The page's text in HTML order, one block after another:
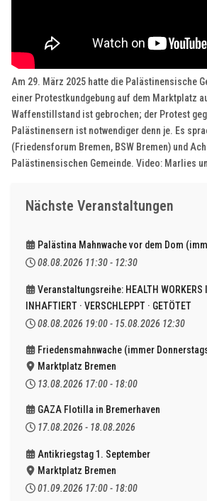
Am 29. März 2025 hatte die Palästinensische
einer Protestkundgebung auf dem Marktplatz
Waffenstillstand ist gebrochen; der Protest
Palästinensern ist notwendiger denn je. Es
(Friedensforum Bremen, BSW Bremen) und
Palästinensischen Gemeinde. Video: Marlies
Nächste Veranstaltungen
Palästina Mahnwache vor dem Dom
08.08.2026 11:30 - 12:30
Veranstaltungsreihe: HEALTH WORKERS
INHAFTIERT · VERSCHLEPPT · GETÖTET
08.08.2026 19:00 - 15.08.2026 12:30
Friedensmahnwache (immer
Marktplatz Bremen
13.08.2026 17:00 - 18:00
GAZA Flotilla in Bremerhaven
17.08.2026 - 18.08.2026
Antikriegstag 1. September
Marktplatz Bremen
01.09.2026 17:00 - 18:00